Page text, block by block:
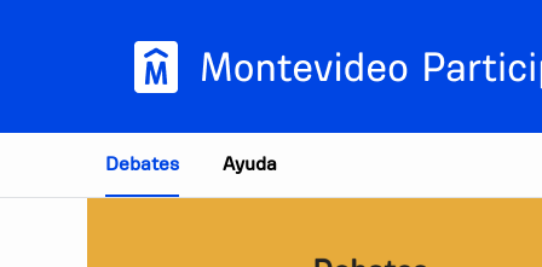
Debates Ayuda